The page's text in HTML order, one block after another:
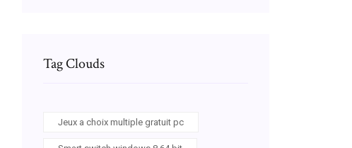
Tag Clouds
Jeux a choix multiple gratuit pc